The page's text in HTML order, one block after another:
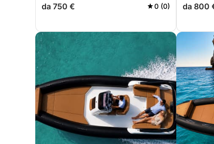
da 750 € 0 (0) da 800